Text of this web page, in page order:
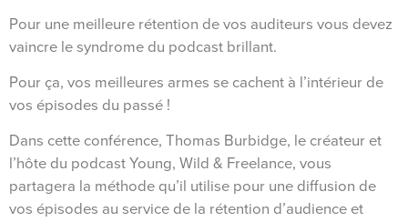
Pour une meilleure rétention de vos auditeurs vous devez
vaincre le syndrome du podcast brillant.
Pour ça, vos meilleures armes se cachent à l’intérieur de
vos épisodes du passé !
Dans cette conférence, Thomas Burbidge, le créateur et
l’hôte du podcast Young, Wild & Freelance, vous
partagera la méthode qu’il utilise pour une diffusion de
vos épisodes au service de la rétention d’audience et